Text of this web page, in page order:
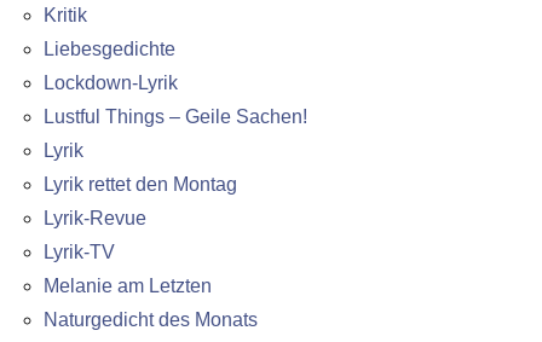
Kritik
Liebesgedichte
Lockdown-Lyrik
Lustful Things – Geile Sachen!
Lyrik
Lyrik rettet den Montag
Lyrik-Revue
Lyrik-TV
Melanie am Letzten
Naturgedicht des Monats